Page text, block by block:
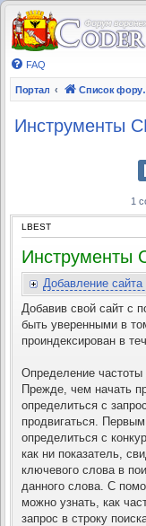
FAQ
Портал Список форумов
Инструменты
1
LBEST
Инструменты
Добавление сайта
Добавив свой сайт с
быть уверенными в
проиндексирован в
Определение
Прежде, чем начать
определиться с
продвигаться.
определиться с
как ни показатель,
ключевого слова в
данного слова. С
можно узнать, как
запрос в строку